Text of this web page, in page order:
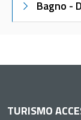
Bagno -
TURISMO